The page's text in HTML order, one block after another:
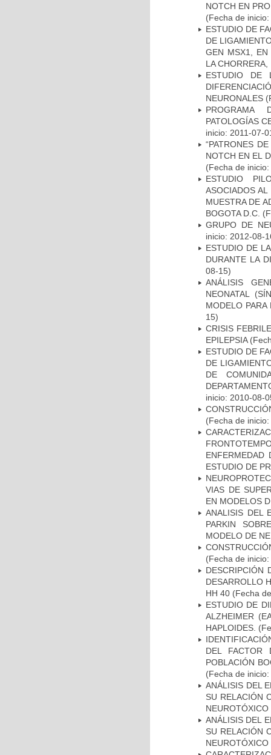
NOTCH EN
(Fecha de
ESTUDIO DE
DE
GEN MSX1, EN
LA
ESTUDIO DE
NEURONALES
PROGRAMA
PATOLOGÍAS
inicio: 2011-07-
“PATRONES
NOTCH EN EL
(Fecha de
ESTUDIO
ASOCIADOS
MUESTRA DE
BOGOTA D.C.
GRUPO DE
inicio: 2012-08-
ESTUDIO DE
DURANTE LA
08-15)
ANÁLISIS
NEONATAL
MODELO
15)
CRISIS
EPILEPSIA
ESTUDIO DE
DE
DE
inicio: 2010-08-
(Fecha de
ENFERMEDAD
ESTUDIO DE
VIAS DE
EN MODELOS
ANALISIS DEL
PARKIN
MODELO DE
(Fecha de
DESCRIPCIÓN
DESARROLLO
HH 40 (Fecha
ESTUDIO DE
ALZHEIMER
HAPLOIDES.
DEL FACTOR
POBLACIÓN
(Fecha de
ANÁLISIS DEL
SU RELACIÓN
NEUROTÓXICO
ANÁLISIS DEL
SU RELACIÓN
NEUROTÓXICO